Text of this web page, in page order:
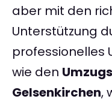
aber mit den
Unterstützung
professionelles
wie den
Gelsenkirchen,